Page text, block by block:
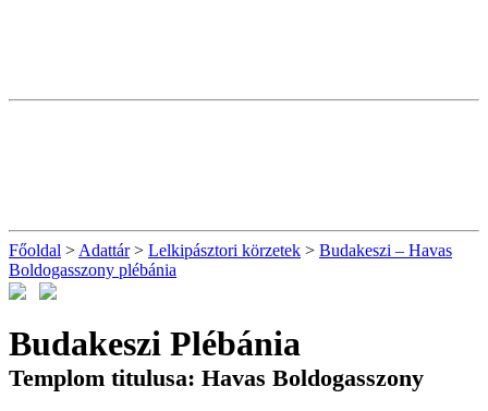
Főoldal > Adattár> Lelkipásztori körzetek > Budakeszi – Havas
Boldogasszony plébánia
Budakeszi Plébánia
Templom titulusa: Havas Boldogasszony